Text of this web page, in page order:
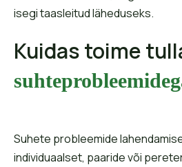
isegi taasleitud läheduseks.
Kuidas toime
Suhete probleemide
individuaalset, paaride või